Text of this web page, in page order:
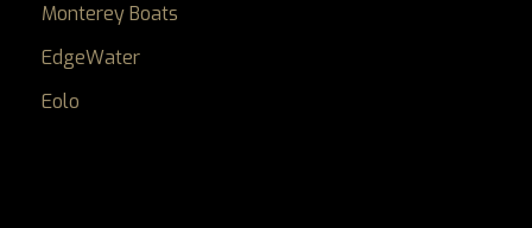
Monterey Boats
EdgeWater
Eolo